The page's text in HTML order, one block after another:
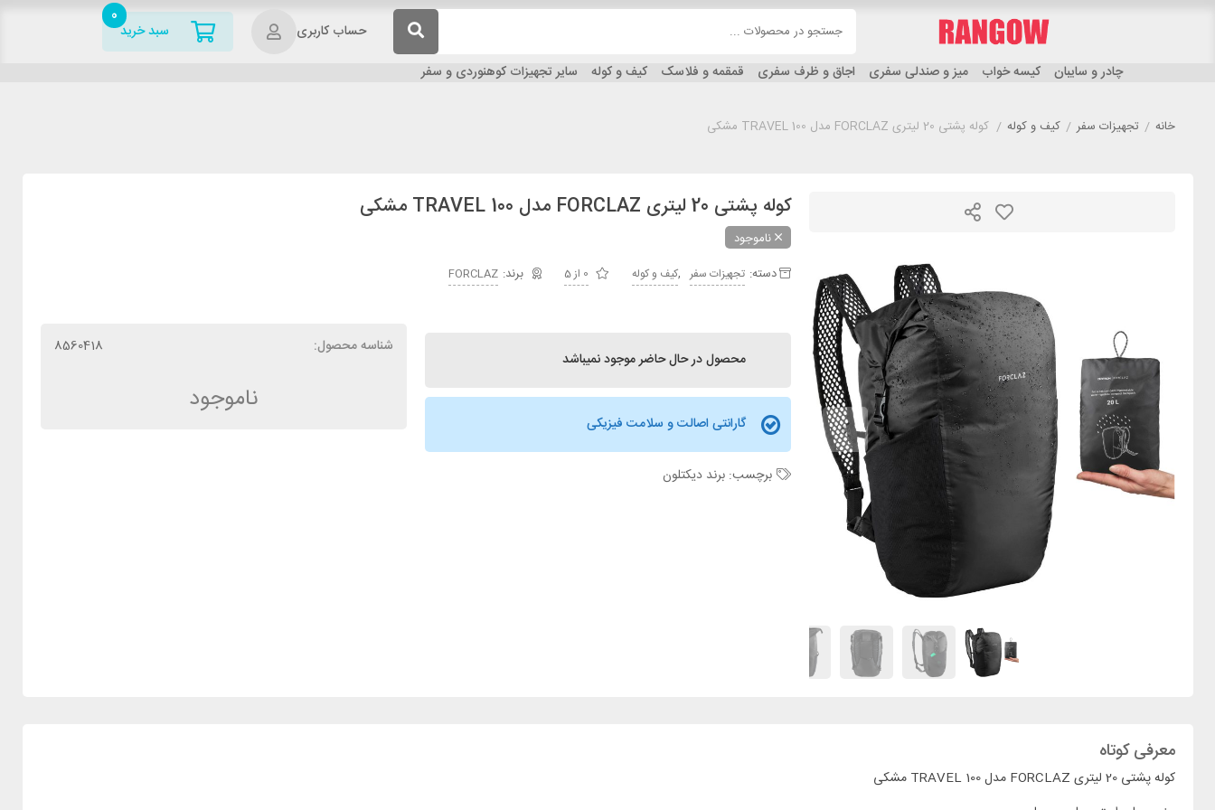
حساب کاربری سبد خرید
0
چادر و سایبان کیسه خواب میز و صندلی سفری اجاق و ظرف سفری قمقمه و فلاسک کیف و کوله سایر تجهیزات کوهنوردی و سفر
خانه / تجهیزات سفر / کیف و کوله / کوله پشتی 20 لیتری FORCLAZ مدل TRAVEL 100 مشکی
کوله پشتی 20 لیتری FORCLAZ مدل TRAVEL 100 مشکی
ناموجود
دسته: تجهیزات سفر ,کیف و کوله 0 از 5 FORCLAZ
محصول در حال حاضر موجود نمیباشد
گارانتی اصالت و سلامت فیزیکی
برچسب:برند دیکتلون
شناسه محصول: 8560418
ناموجود
معرفی کوتاه
کوله پشتی 20 لیتری FORCLAZ مدل TRAVEL 100 مشکی